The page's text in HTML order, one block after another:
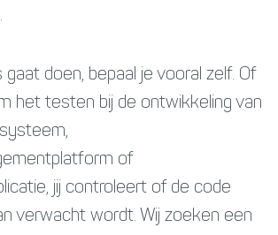
gaat doen, bepaal je vooral zelf. Of
het testen bij de ontwikkeling van
of
jij controleert of de code
verwacht wordt. Wij zoeken een